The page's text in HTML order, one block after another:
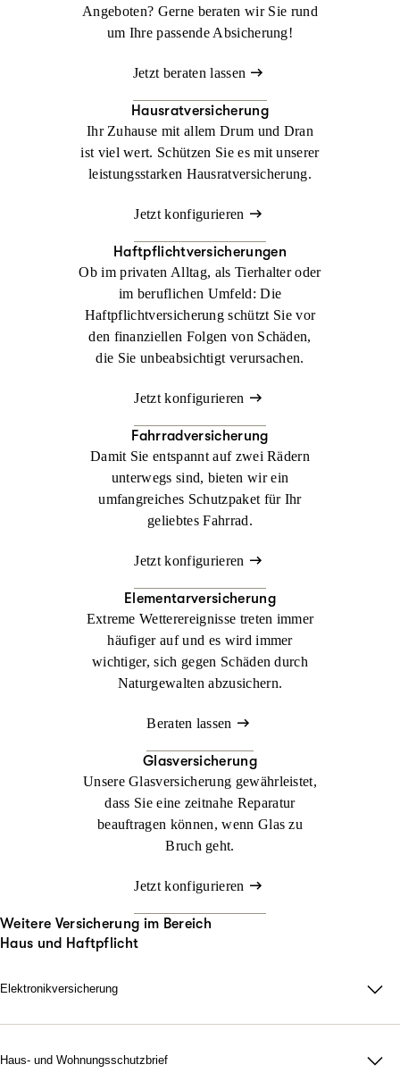
Angeboten? Gerne beraten wir Sie rund
um Ihre passende Absicherung!
Jetzt beraten lassen
Hausratversicherung
Ihr Zuhause mit allem Drum und Dran
ist viel wert. Schützen Sie es mit unserer
leistungsstarken Hausratversicherung.
Jetzt konfigurieren
Haftpflichtversicherungen
Ob im privaten Alltag, als Tierhalter oder
im beruflichen Umfeld: Die
Haftpflichtversicherung schützt Sie vor
den finanziellen Folgen von Schäden,
die Sie unbeabsichtigt verursachen.
Jetzt konfigurieren
Fahrradversicherung
Damit Sie entspannt auf zwei Rädern
unterwegs sind, bieten wir ein
umfangreiches Schutzpaket für Ihr
geliebtes Fahrrad.
Jetzt konfigurieren
Elementarversicherung
Extreme Wetterereignisse treten immer
häufiger auf und es wird immer
wichtiger, sich gegen Schäden durch
Naturgewalten abzusichern.
Beraten lassen
Glasversicherung
Unsere Glasversicherung gewährleistet,
dass Sie eine zeitnahe Reparatur
beauftragen können, wenn Glas zu
Bruch geht.
Jetzt konfigurieren
Weitere Versicherung im Bereich
Haus und Haftpflicht
Elektronikversicherung
Bei uns können Sie mit der Elektronikversicherung nahezu alle
Haus- und Wohnungsschutzbrief